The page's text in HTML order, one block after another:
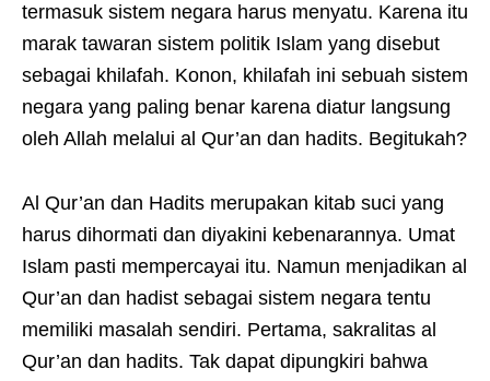
termasuk sistem negara harus menyatu. Karena itu
marak tawaran sistem politik Islam yang disebut
sebagai khilafah. Konon, khilafah ini sebuah sistem
negara yang paling benar karena diatur langsung
oleh Allah melalui al Qur’an dan hadits. Begitukah?
Al Qur’an dan Hadits merupakan kitab suci yang
harus dihormati dan diyakini kebenarannya. Umat
Islam pasti mempercayai itu. Namun menjadikan al
Qur’an dan hadist sebagai sistem negara tentu
memiliki masalah sendiri. Pertama, sakralitas al
Qur’an dan hadits. Tak dapat dipungkiri bahwa